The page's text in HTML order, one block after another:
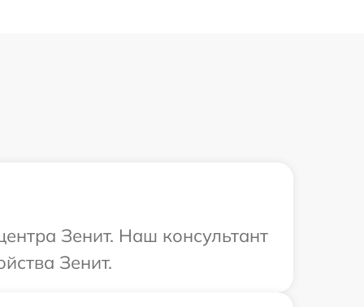
Зенит. Наш консультант
Зенит.